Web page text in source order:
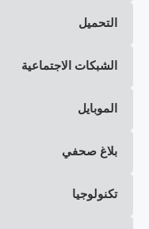
التحميل
الشبكات الاجتماعية
الموبايل
بلاغ صحفي
تكنولوجيا